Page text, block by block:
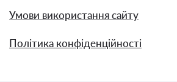
Умови використання сайту
Політика конфіденційності